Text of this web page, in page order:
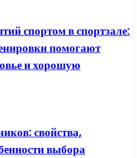
спортом в спортзале:
помогают
и хорошую
свойства,
выбора